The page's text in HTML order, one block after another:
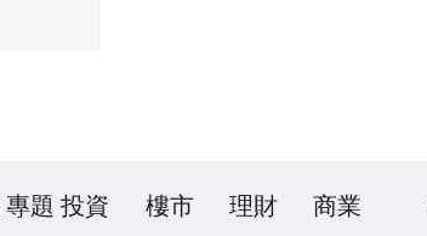
專題 投資 樓市 理財 商業